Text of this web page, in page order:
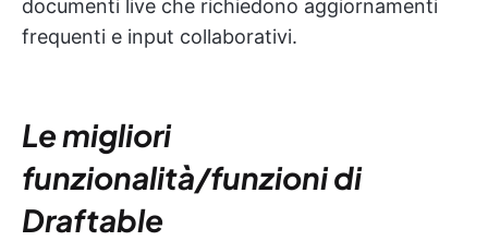
documenti live che richiedono aggiornamenti
frequenti e input collaborativi.
Le migliori
funzionalità/funzioni di
Draftable